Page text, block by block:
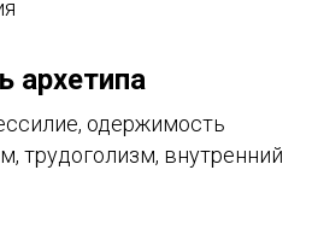
архетипа
одержимость
трудоголизм, внутренний